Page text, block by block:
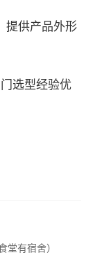
提供产品外形
选型经验优
堂有宿舍）